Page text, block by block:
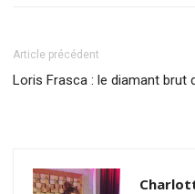
Article précédent
Loris Frasca : le diamant brut